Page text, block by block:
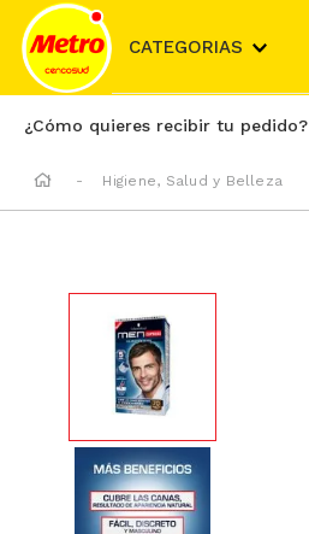
CATEGORIAS
¿Cómo quieres recibir tu pedido?
Higiene, Salud y Belleza